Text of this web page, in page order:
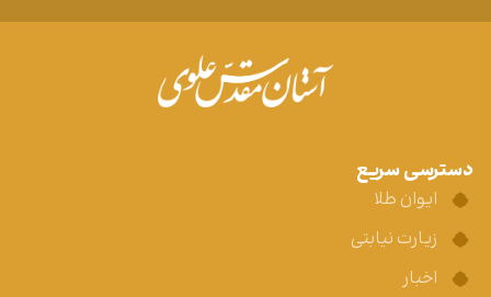
دسترسی سریع
ایوان طلا
زیارت نیابتی
اخبار